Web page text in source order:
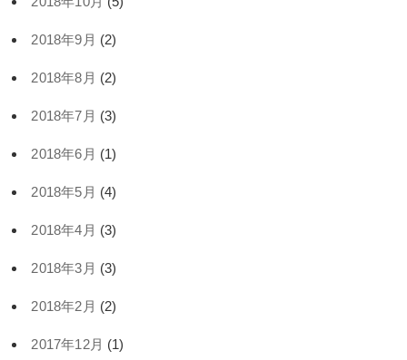
2018年9月 (2)
2018年8月 (2)
2018年7月 (3)
2018年6月 (1)
2018年5月 (4)
2018年4月 (3)
2018年3月 (3)
2018年2月 (2)
2017年12月 (1)